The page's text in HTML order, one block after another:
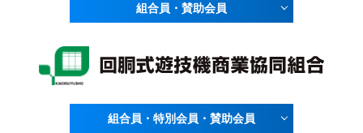
組合員・賛助会員
組合員・特別会員・賛助会員